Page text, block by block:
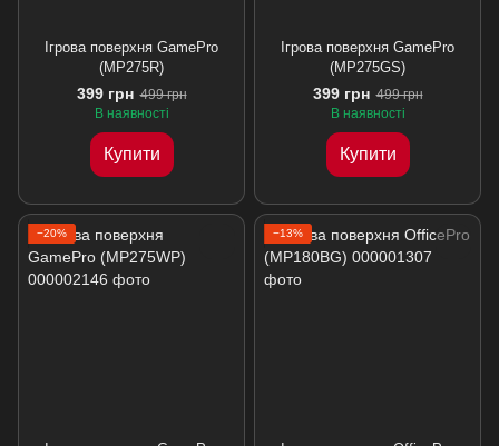
Ігрова поверхня GamePro
(MP275R)
399 грн 499 грн
В наявності
Купити
Ігрова поверхня GamePro
(MP275GS)
399 грн 499 грн
В наявності
Купити
−20% −13%